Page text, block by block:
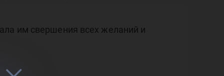
им свершения всех желаний и